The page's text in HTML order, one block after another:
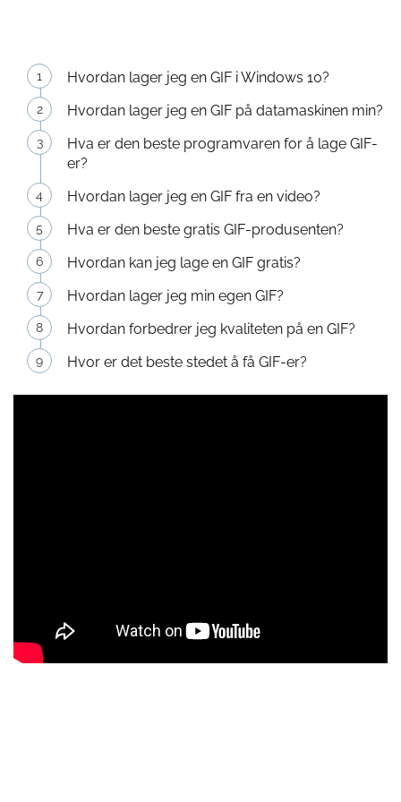
Hvordan lager jeg en GIF i Windows 10?
Hvordan lager jeg en GIF på datamaskinen min?
Hva er den beste programvaren for å lage GIF-
er?
Hvordan lager jeg en GIF fra en video?
Hva er den beste gratis GIF-produsenten?
Hvordan kan jeg lage en GIF gratis?
Hvordan lager jeg min egen GIF?
Hvordan forbedrer jeg kvaliteten på en GIF?
Hvor er det beste stedet å få GIF-er?